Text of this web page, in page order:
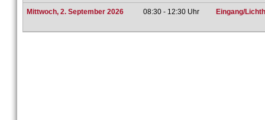
Mittwoch, 2. September 2026 08:30 - 12:30 Uhr Eingang/